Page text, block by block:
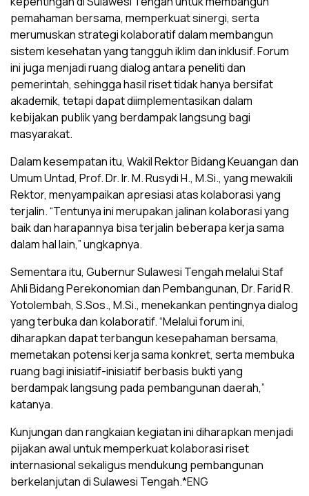
pemahaman bersama, memperkuat sinergi, serta
merumuskan strategi kolaboratif dalam membangun
sistem kesehatan yang tangguh iklim dan inklusif. Forum
ini juga menjadi ruang dialog antara peneliti dan
pemerintah, sehingga hasil riset tidak hanya bersifat
akademik, tetapi dapat diimplementasikan dalam
kebijakan publik yang berdampak langsung bagi
masyarakat.
Dalam kesempatan itu, Wakil Rektor Bidang Keuangan dan
Umum Untad, Prof. Dr. Ir. M. Rusydi H., M.Si., yang mewakili
Rektor, menyampaikan apresiasi atas kolaborasi yang
terjalin. “Tentunya ini merupakan jalinan kolaborasi yang
baik dan harapannya bisa terjalin beberapa kerja sama
dalam hal lain,” ungkapnya.
Sementara itu, Gubernur Sulawesi Tengah melalui Staf
Ahli Bidang Perekonomian dan Pembangunan, Dr. Farid R.
Yotolembah, S.Sos., M.Si., menekankan pentingnya dialog
yang terbuka dan kolaboratif. “Melalui forum ini,
diharapkan dapat terbangun kesepahaman bersama,
memetakan potensi kerja sama konkret, serta membuka
ruang bagi inisiatif-inisiatif berbasis bukti yang
berdampak langsung pada pembangunan daerah,”
katanya.
Kunjungan dan rangkaian kegiatan ini diharapkan menjadi
pijakan awal untuk memperkuat kolaborasi riset
internasional sekaligus mendukung pembangunan
berkelanjutan di Sulawesi Tengah.*ENG